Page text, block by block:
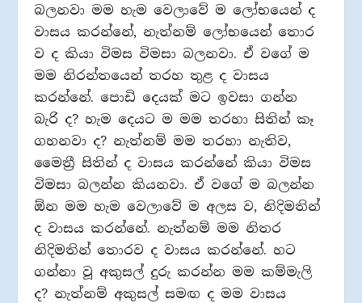
බලනවා මම හැම වෙලාවේ ම ලෝභයෙන් ද
වාසය කරන්නේ, නැත්නම් ලෝභයෙන් තොර
ව ද කියා විමස විමසා බලනවා. ඒ වගේ ම
මම නිරන්තයෙන් තරහ තුළ ද වාසය
කරන්නේ. පොඩි දෙයක් මට ඉවසා ගන්න
බැරි ද? හැම දෙයට ම මම තරහා සිතින් කෑ
ගහනවා ද? නැත්නම් මම තරහා නැතිව,
මෛත්‍රී සිතින් ද වාසය කරන්නේ කියා විමස
විමසා බලන්න කියනවා. ඒ වගේ ම බලන්න
ඕන මම හැම වෙලාවේ ම අලස ව, නිදිමතින්
ද වාසය කරන්නේ. නැත්නම් මම නිතර
නිදිමතින් තොරව ද වාසය කරන්නේ. හට
ගන්නා වූ අකුසල් දුරු කරන්න මම කම්මැලි
ද? නැත්නම් අකුසල් සමඟ ද මම වාසය